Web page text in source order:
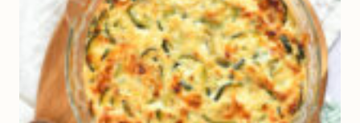
POIS
CHICHE
–
CUISSON
AU
FOUR